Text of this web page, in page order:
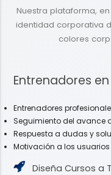
Nuestra plataforma,
identidad corporativa
colores
Entrenadores
Entrenadores
Seguimiento del avance
Respuesta a dudas y
Motivación a los usuarios
Diseña Cursos a